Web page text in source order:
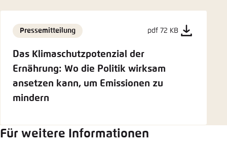
Pressemitteilung pdf 72 KB
Das Klimaschutzpotenzial der
Ernährung: Wo die Politik wirksam
ansetzen kann, um Emissionen zu
mindern
Für weitere Informationen